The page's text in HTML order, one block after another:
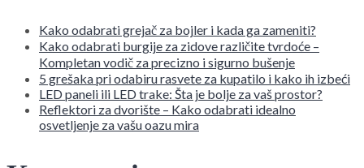
Kako odabrati grejač za bojler i kada ga zameniti?
Kako odabrati burgije za zidove različite tvrdoće –
Kompletan vodič za precizno i sigurno bušenje
5 grešaka pri odabiru rasvete za kupatilo i kako ih izbeći
LED paneli ili LED trake: Šta je bolje za vaš prostor?
Reflektori za dvorište – Kako odabrati idealno
osvetljenje za vašu oazu mira